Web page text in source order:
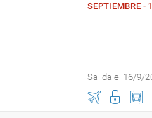
SEPTIEMBRE -
Salida el 16/9/